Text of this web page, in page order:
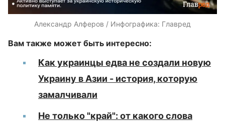
Александр Алферов / Инфографика: Главред
Вам также может быть интересно:
Как украинцы едва не создали новую
Украину в Азии - история, которую
замалчивали
Не только "край": от какого слова